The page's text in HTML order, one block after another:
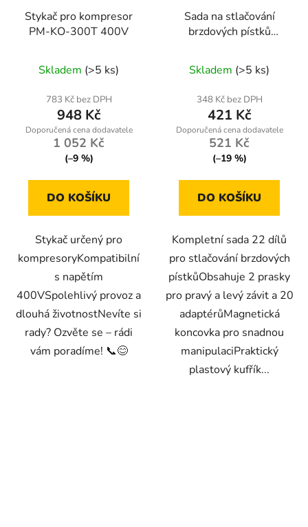
Stykač pro kompresor
PM-KO-300T 400V
Skladem (>5 ks)
783 Kč bez DPH
948 Kč
1 052 Kč
(–9 %)
DO KOŠÍKU
Stykač určený pro
kompresoryKompatibilní
s napětím
400VSpolehlivý provoz a
dlouhá životnostNevíte si
rady? Ozvěte se – rádi
vám poradíme! 📞😊
Sada na stlačování
brzdových pístků
22T, 22 ks
Skladem (>5 ks)
348 Kč bez DPH
421 Kč
521 Kč
(–19 %)
DO KOŠÍKU
Kompletní sada 22 dílů
pro stlačování brzdových
pístkůObsahuje 2 prasky
pro pravý a levý závit a 20
adaptérůMagnetická
koncovka pro snadnou
manipulaciPraktický
plastový kufřík...